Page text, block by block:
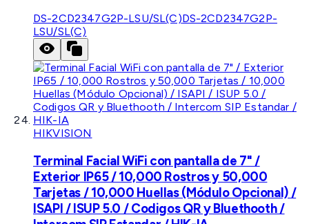
DS-2CD2347G2P-LSU/SL(C)DS-2CD2347G2P-
LSU/SL(C)
HIKVISION
Terminal Facial WiFi con pantalla de 7" /
Exterior IP65 / 10,000 Rostros y 50,000
Tarjetas / 10,000 Huellas (Módulo Opcional) /
ISAPI / ISUP 5.0 / Codigos QR y Bluethooth /